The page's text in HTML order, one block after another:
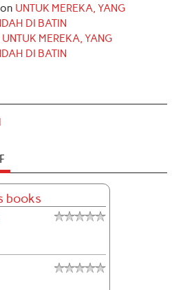
on UNTUK MEREKA, YANG
DI BATIN
UNTUK MEREKA, YANG
DI BATIN
books